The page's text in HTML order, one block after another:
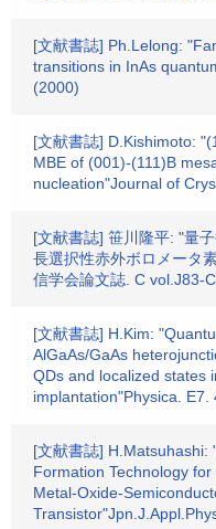
[文献書誌] Ph.Lelong:
transitions in InAs
(2000)
[文献書誌] D.Kishimoto:
MBE of (001)-(111)B
nucleation"Journal of
[文献書誌] 笹川隆平: "量
長選択性赤外ボロメータ
信学会論文誌. C vol.J83-
[文献書誌] H.Kim:
AlGaAs/GaAs
QDs and localized states
implantation"Physica. E7.
[文献書誌]
Formation Technology
Metal-Oxide-